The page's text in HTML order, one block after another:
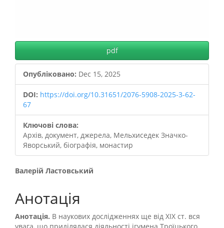
pdf
Опубліковано: Dec 15, 2025
DOI: https://doi.org/10.31651/2076-5908-2025-3-62-
67
Ключові слова:
Архів, документ, джерела, Мельхиседек Значко-
Яворський, біографія, монастир
Валерій Ластовський
Анотація
Анотація. В наукових дослідженнях ще від ХІХ ст. вся